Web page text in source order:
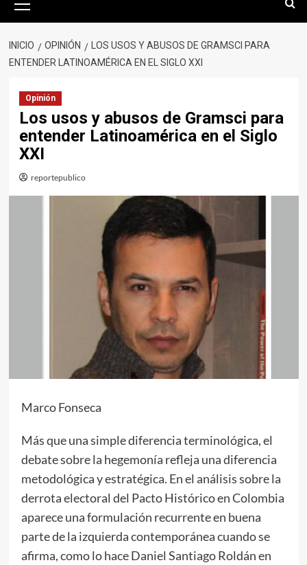
primario
INICIO OPINIÓN
LOS USOS Y ABUSOS DE GRAMSCI PARA
ENTENDER LATINOAMÉRICA EN EL SIGLO XXI
Opinión
Los usos y abusos de Gramsci para
entender Latinoamérica en el Siglo
XXI
reportepublico
Marco Fonseca
Más que una simple diferencia terminológica, el
debate sobre la hegemonía refleja una diferencia
metodológica y estratégica. En el análisis sobre la
derrota electoral del Pacto Histórico en Colombia
aparece una formulación recurrente en buena
parte de la izquierda contemporánea cuando se
afirma, como lo hace Daniel Santiago Roldán en